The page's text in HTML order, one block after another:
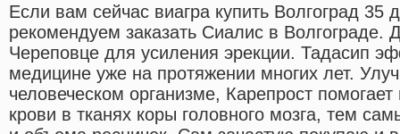
Если вам сейчас виагра купить Волгоград 35
рекомендуем заказать Сиалис в Волгограде.
Череповце для усиления эрекции. Тадасип
медицине уже на протяжении многих лет.
человеческом организме, Карепрост
крови в тканях коры головного мозга, тем